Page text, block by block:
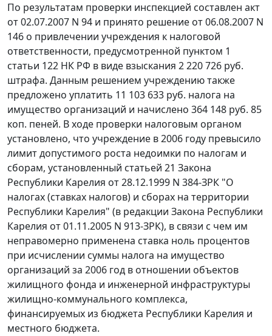
По результатам проверки инспекцией составлен акт
от 02.07.2007 N 94 и принято решение от 06.08.2007 N
146 о привлечении учреждения к налоговой
ответственности, предусмотренной пунктом 1
статьи 122 НК РФ в виде взыскания 2 220 726 руб.
штрафа. Данным решением учреждению также
предложено уплатить 11 103 633 руб. налога на
имущество организаций и начислено 364 148 руб. 85
коп. пеней. В ходе проверки налоговым органом
установлено, что учреждение в 2006 году превысило
лимит допустимого роста недоимки по налогам и
сборам, установленный статьей 21 Закона
Республики Карелия от 28.12.1999 N 384-ЗРК "О
налогах (ставках налогов) и сборах на территории
Республики Карелия" (в редакции Закона Республики
Карелия от 01.11.2005 N 913-ЗРК), в связи с чем им
неправомерно применена ставка ноль процентов
при исчислении суммы налога на имущество
организаций за 2006 год в отношении объектов
жилищного фонда и инженерной инфраструктуры
жилищно-коммунального комплекса,
финансируемых из бюджета Республики Карелия и
местного бюджета.